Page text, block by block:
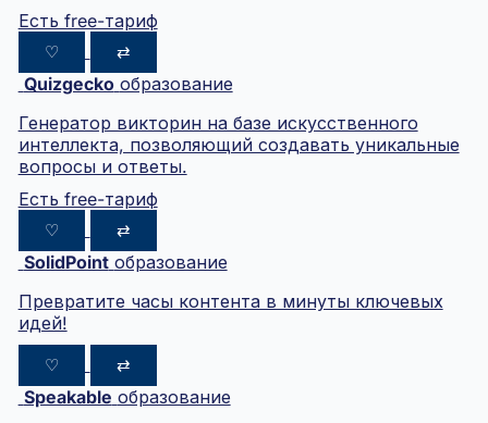
Есть free-тариф
♡ ⇄
Quizgecko образование
Генератор викторин на базе искусственного
интеллекта, позволяющий создавать уникальные
вопросы и ответы.
Есть free-тариф
♡ ⇄
SolidPoint образование
Превратите часы контента в минуты ключевых
идей!
♡ ⇄
Speakable образование